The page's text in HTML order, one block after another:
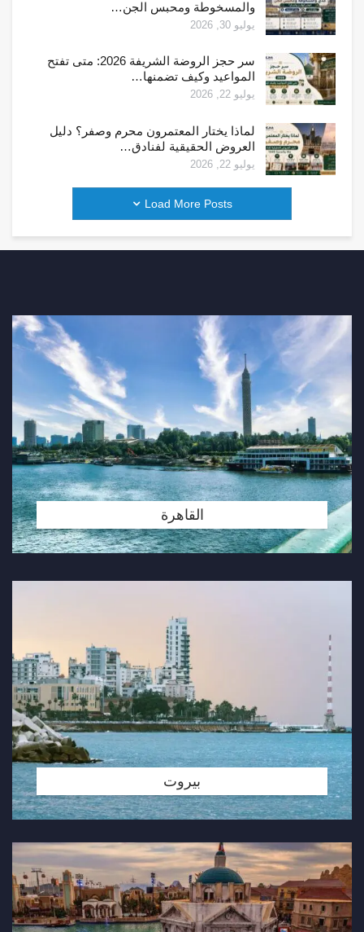
والمسخوطة ومحبس الجن…
يوليو 30, 2026
سر حجز الروضة الشريفة 2026: متى تفتح
المواعيد وكيف تضمنها…
يوليو 22, 2026
لماذا يختار المعتمرون محرم وصفر؟ دليل
العروض الحقيقية لفنادق…
يوليو 22, 2026
Load More Posts
القاهرة
بيروت